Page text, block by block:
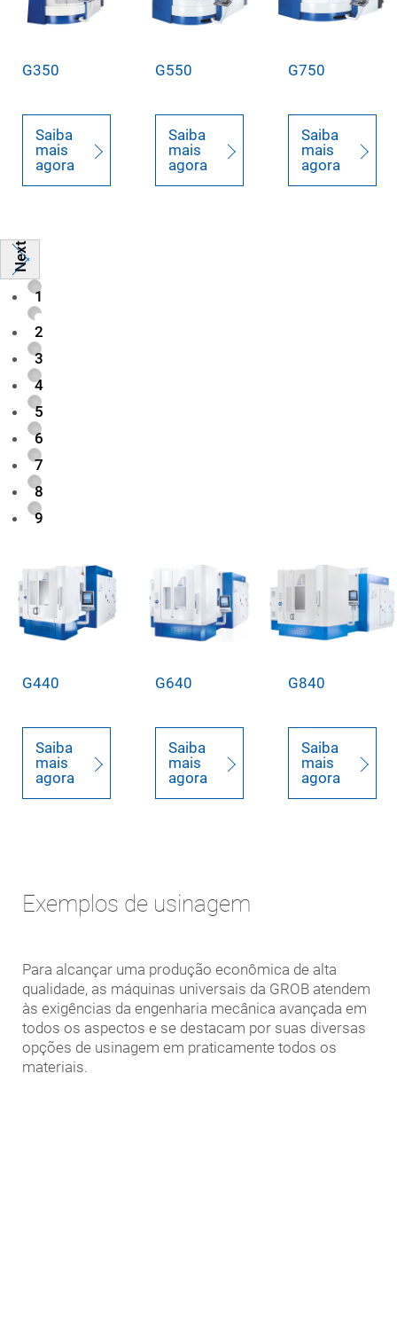
G350
Saiba
mais
agora
G550
Saiba
mais
agora
G750
Saiba
mais
agora
Next
1
2
3
4
5
6
7
8
9
G440
Saiba
mais
agora
G640
Saiba
mais
agora
G840
Saiba
mais
agora
Exemplos de usinagem
Para alcançar uma produção econômica de alta
qualidade, as máquinas universais da GROB atendem
às exigências da engenharia mecânica avançada em
todos os aspectos e se destacam por suas diversas
opções de usinagem em praticamente todos os
materiais.